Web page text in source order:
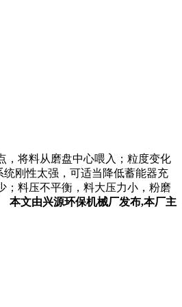
，将料从磨盘中心喂入；粒度变化
刚性太强，可适当降低蓄能器充
；料压不平衡，料大压力小，粉磨
本文由兴源环保机械厂发布,本厂主